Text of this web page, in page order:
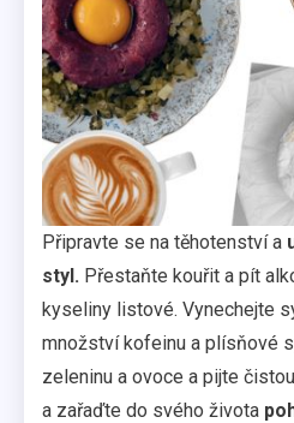
Připravte se na těhotenství a
styl. Přestaňte kouřit a pít
kyseliny listové. Vynechejte
množství kofeinu a plísňové
zeleninu a ovoce a pijte
a zařaďte do svého života